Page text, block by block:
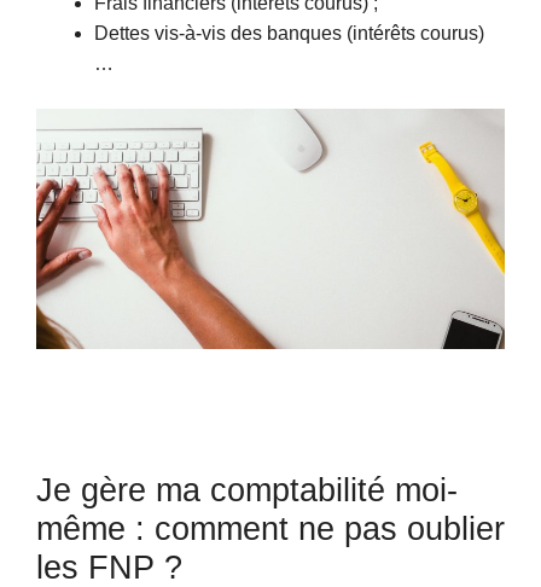
Dettes vis-à-vis des banques (intérêts courus)
…
Je gère ma comptabilité moi-
même : comment ne pas oublier
les FNP ?